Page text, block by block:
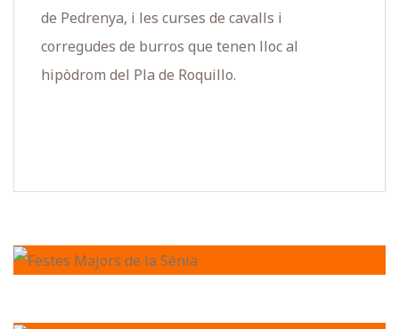
de Pedrenya, i les curses de cavalls i
corregudes de burros que tenen lloc al
hipòdrom del Pla de Roquillo.